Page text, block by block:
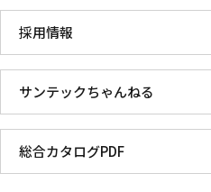
採用情報
サンテックちゃんねる
総合カタログPDF